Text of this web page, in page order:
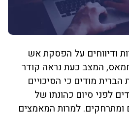
ודיווחים על הפסקת אש
המצב כעת נראה קודר
מודים כי הסיכויים
לפני סיום כהונתו של
ומתרחקים. למרות המאמצים